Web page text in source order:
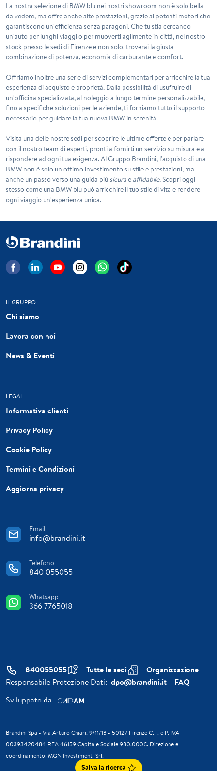
La nostra selezione di BMW blu nei nostri showroom non è solo bella
da vedere, ma offre anche alte prestazioni, grazie ai potenti motori che
garantiscono un'efficienza senza paragoni. Che tu stia cercando
un'auto per lunghi viaggi o per muoverti agilmente in città, nel nostro
stock presso le sedi di Firenze e non solo, troverai la giusta
combinazione di potenza, economia di carburante e comfort.
Offriamo inoltre una serie di servizi complementari per arricchire la tua
esperienza di acquisto e proprietà. Dalla possibilità di usufruire di
un'officina specializzata, al noleggio a lungo termine personalizzabile,
fino a specifiche soluzioni per le aziende, ti forniamo tutto il supporto
necessario per guidare la tua nuova BMW in serenità.
Visita una delle nostre sedi per scoprire le ultime offerte e per parlare
con il nostro team di esperti, pronti a fornirti un servizio su misura e a
rispondere ad ogni tua esigenza. Al Gruppo Brandini, l'acquisto di una
BMW non è solo un ottimo investimento sustilee prestazioni, ma
anche un passo verso una guida più sicurae affidabile. Scopri oggi
stesso come una BMW blu può arricchire il tuo stile di vita e rendere
ogni viaggio un'esperienza unica.
IL GRUPPO
Chi siamo
Lavora con noi
News & Eventi
LEGAL
Informativa clienti
Privacy Policy
Cookie Policy
Termini e Condizioni
Aggiorna privacy
Email
info@brandini.it
Telefono
840 055055
Whatsapp
366 7765018
840055055 Tutte le sedi
Organizzazione
Responsabile Protezione Dati: dpo@brandini.it
FAQ
Sviluppato da
Brandini Spa - Via Arturo Chiari, 9/11/13 - 50127 Firenze C.F. e P. IVA
00393420484 REA 46159 Capitale Sociale 980.000€. Direzione e
coordinamento: MGN Investimenti Srl.
Salva la ricerca